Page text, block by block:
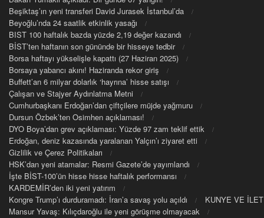
Beşiktaş’ın yeni transferi David Jurasek İstanbul’da
Beyoğlu’nda 24 saatlik etkinlik yasağı
BIST 100 haftalık bazda yüzde 2,19 değer kazandı
BİST’ten haftanın son gününde bir hisseye tedbir
Borsa haftayı yükselişle kapattı (27 Haziran 2025)
Borsaya yabancı akını! Haziranda rekor giriş
Buffett’an 6 milyar dolarlık ‘hayrına’ hisse satışı
Çalışan ve Stajyer Aydınlatma Metni
Cumhurbaşkanı Erdoğan’dan çiftçilere müjde yağmuru
Dursun Özbek’ten Osimhen açıklaması!
DYO Boya’dan grev açıklaması: Yüzde 97 zam teklif ettik
Erdoğan, deniz kazasında yaralanan Yalçın’ı ziyaret etti
Gizlilik ve Çerez Politikaları
HSK’dan yeni atamalar: Resmi Gazete’de yayımlandı
İşte BİST-100’ün hisse hisse haftalık performansı
KARDEMİR’den iki yeni yatırım
Kongre Trump’ı durduramadı: İran’a savaş yolu açıldı
KUNYE VE
Mansur Yavaş: Kılıçdaroğlu ile yeni görüşme olmayacak